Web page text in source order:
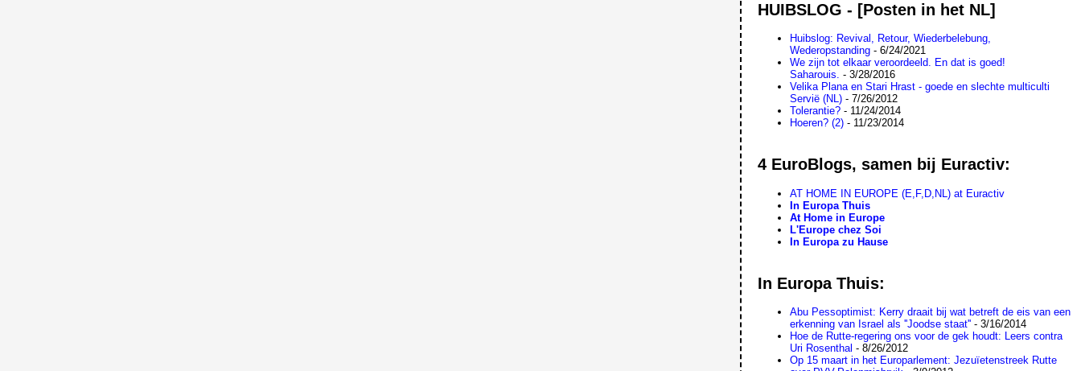
HUIBSLOG - [Posten in het NL]
Huibslog: Revival, Retour, Wiederbelebung,
Wederopstanding - 6/24/2021
We zijn tot elkaar veroordeeld. En dat is goed!
Saharouis. - 3/28/2016
Velika Plana en Stari Hrast - goede en slechte multiculti
Servië (NL) - 7/26/2012
Tolerantie? - 11/24/2014
Hoeren? (2) - 11/23/2014
4 EuroBlogs, samen bij Euractiv:
AT HOME IN EUROPE (E,F,D,NL) at Euractiv
In Europa Thuis
At Home in Europe
L'Europe chez Soi
In Europa zu Hause
In Europa Thuis:
Abu Pessoptimist: Kerry draait bij wat betreft de eis van een
erkenning van Israel als ''Joodse staat'' - 3/16/2014
Hoe de Rutte-regering ons voor de gek houdt: Leers contra
Uri Rosenthal - 8/26/2012
Op 15 maart in het Europarlement: Jezuïetenstreek Rutte